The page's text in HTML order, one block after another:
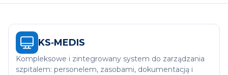
KS‑MEDIS
Kompleksowe i zintegrowany system do zarządzania
szpitalem: personelem, zasobami, dokumentacją i